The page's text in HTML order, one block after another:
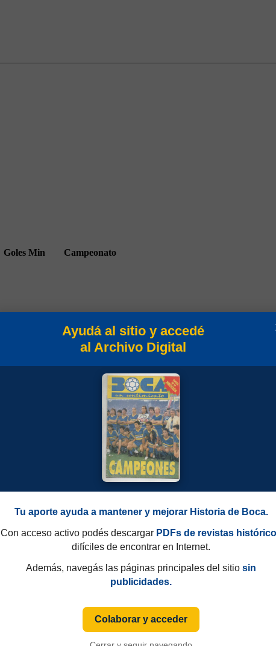
Goles Min Campeonato
Supercopa 1997
34 Torneo Apertura 1997
Ayudá al sitio y accedé
al Archivo Digital
Tu aporte ayuda a mantener y mejorar Historia de Boca.
Con acceso activo podés descargar PDFs de revistas
difíciles de encontrar en Internet.
Además, navegás las páginas principales del sitio sin
publicidades.
Colaborar y acceder